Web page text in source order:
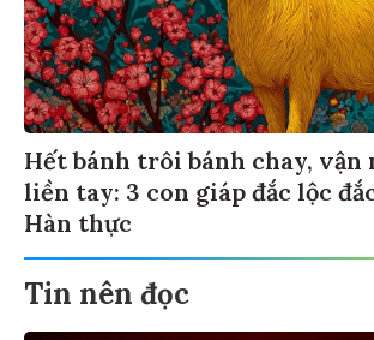
Hết bánh trôi bánh chay, vận
liền tay: 3 con giáp đắc lộc
Hàn thực
Tin nên đọc